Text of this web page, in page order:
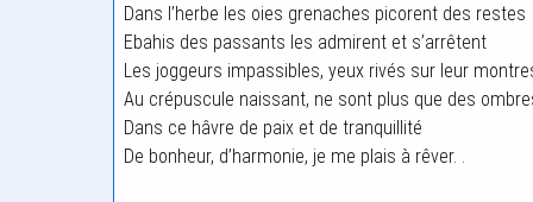
Dans l’herbe les oies grenaches picorent des restes
Ebahis des passants les admirent et s’arrêtent
Les joggeurs impassibles, yeux rivés sur leur
Au crépuscule naissant, ne sont plus que des
Dans ce hâvre de paix et de tranquillité
De bonheur, d’harmonie, je me plais à rêver. .